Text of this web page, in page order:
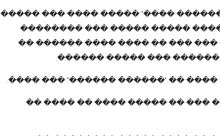
���� ���� "���� ������ ����"
"�����" ���� ������� �����
������ �� ����� ��� ��� ��
���� ��������� ������
���� ����� ���� ���� �� "������
����� ��� ������ ��� ��